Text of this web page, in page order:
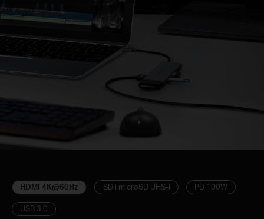
HDMI 4K@60Hz SD i microSD UHS-I PD 100W
USB 3.0